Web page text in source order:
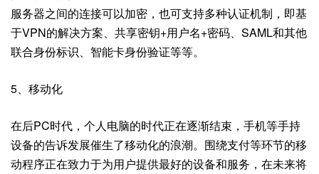
服务器之间的连接可以加密，也可支持多种认证机制，即基
于VPN的解决方案、共享密钥+用户名+密码、SAML和其他
联合身份标识、智能卡身份验证等等。
5、移动化
在后PC时代，个人电脑的时代正在逐渐结束，手机等手持
设备的告诉发展催生了移动化的浪潮。围绕支付等环节的移
动程序正在致力于为用户提供最好的设备和服务，在未来将